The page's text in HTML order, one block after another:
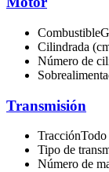
Combustible
Cilindrada
Número de
Transmisión
TracciónTodo
Tipo de
Número de